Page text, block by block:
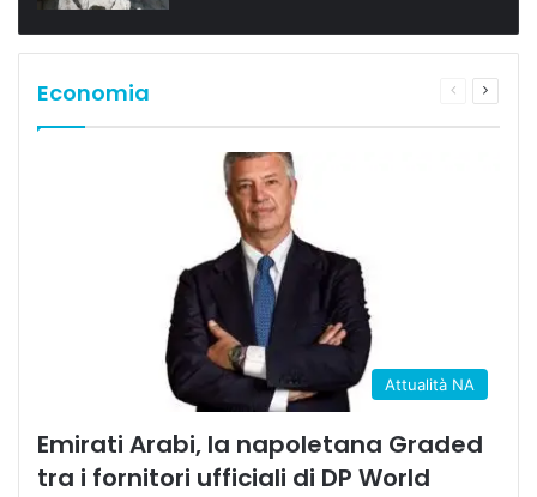
Economia
Pagina
Attualità NA
Emirati Arabi, la napoletana Graded
tra i fornitori ufficiali di DP World